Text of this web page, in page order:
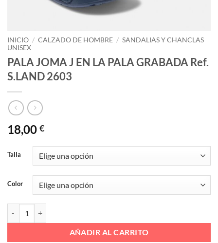
INICIO / CALZADO DE HOMBRE / SANDALIAS Y CHANCLAS
UNISEX
PALA JOMA J EN LA PALA GRABADA Ref.
S.LAND 2603
18,00 €
Talla
Color
AÑADIR AL CARRITO